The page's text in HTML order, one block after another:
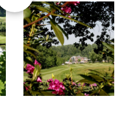
übersetzt.